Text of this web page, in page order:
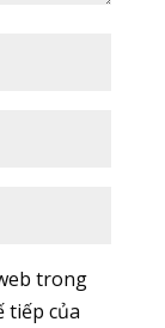
trong
tiếp của